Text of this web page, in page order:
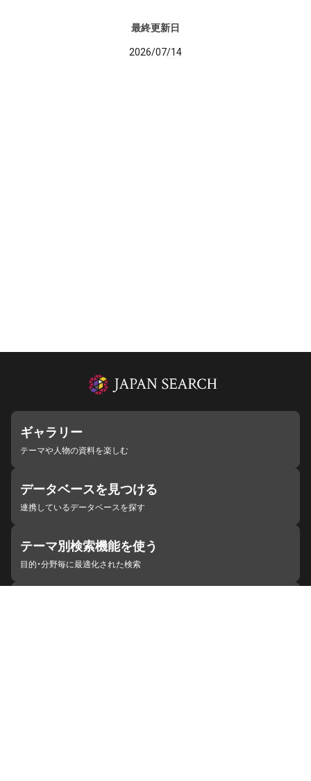
最終更新日
2026/07/14
ギャラリー
テーマや人物の資料を楽しむ
データベースを見つける
連携しているデータベースを探す
テーマ別検索機能を使う
目的・分野毎に最適化された検索